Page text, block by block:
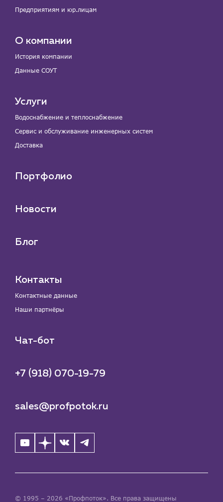
Предприятиям и юр.лицам
О компании
История компании
Данные СОУТ
Услуги
Водоснабжение и теплоснабжение
Сервис и обслуживание инженерных систем
Доставка
Портфолио
Новости
Блог
Контакты
Контактные данные
Наши партнёры
Чат-бот
+7 (918) 070-19-79
sales@profpotok.ru
© 1995 – 2026 «Профпоток». Все права защищены